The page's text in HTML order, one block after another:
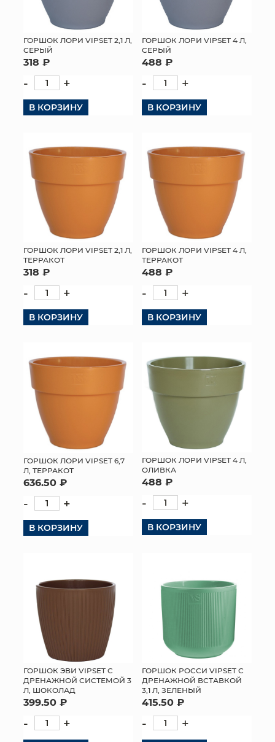
ГОРШОК ЛОРИ VIPSET 2,1 Л,
СЕРЫЙ
318 ₽
- +
В КОРЗИНУ
ГОРШОК ЛОРИ VIPSET 4 Л,
СЕРЫЙ
488 ₽
- +
В КОРЗИНУ
ГОРШОК ЛОРИ VIPSET 2,1 Л,
ТЕРРАКОТ
318 ₽
- +
В КОРЗИНУ
ГОРШОК ЛОРИ VIPSET 4 Л,
ТЕРРАКОТ
488 ₽
- +
В КОРЗИНУ
ГОРШОК ЛОРИ VIPSET 6,7
Л, ТЕРРАКОТ
636.50 ₽
- +
В КОРЗИНУ
ГОРШОК ЛОРИ VIPSET 4 Л,
ОЛИВКА
488 ₽
- +
В КОРЗИНУ
ГОРШОК ЭВИ VIPSET С
ДРЕНАЖНОЙ СИСТЕМОЙ 3
Л, ШОКОЛАД
399.50 ₽
- +
ГОРШОК РОССИ VIPSET С
ДРЕНАЖНОЙ ВСТАВКОЙ
3,1 Л, ЗЕЛЕНЫЙ
415.50 ₽
- +